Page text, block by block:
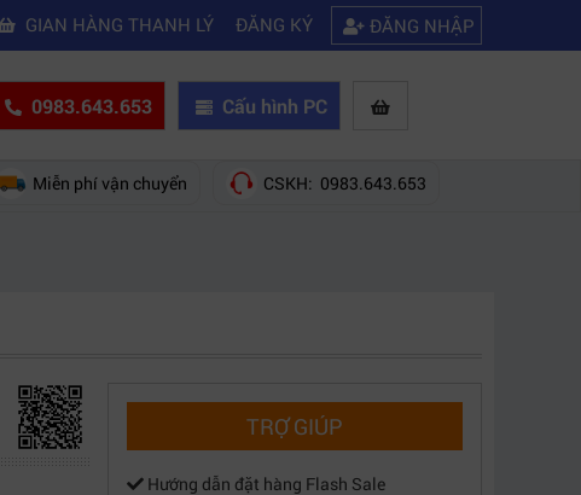
wifi |Kinh nghiệm chọn mua máy quay phim giá rẻ bạn nên biết
GIAN HÀNG THANH LÝ ĐĂNG KÝ ĐĂNG NHẬP
0983.643.653 Cấu hình PC
Miễn phí vận chuyển CSKH: 0983.643.653
TRỢ GIÚP
Hướng dẫn đặt hàng Flash Sale